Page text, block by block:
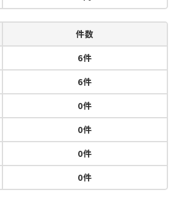
件数
6件
6件
0件
0件
0件
0件